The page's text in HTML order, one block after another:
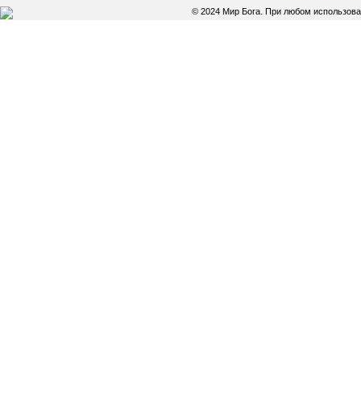
© 2024 Мир Бога. При любом